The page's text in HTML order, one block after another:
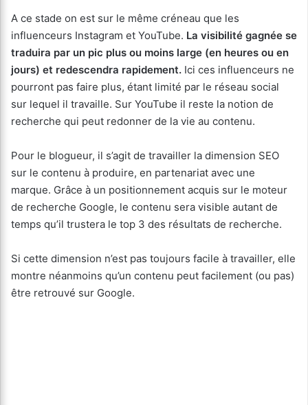
A ce stade on est sur le même créneau que les
influenceurs Instagram et YouTube. La visibilité gagnée se
traduira par un pic plus ou moins large (en heures ou en
jours) et redescendra rapidement. Ici ces influenceurs ne
pourront pas faire plus, étant limité par le réseau social
sur lequel il travaille. Sur YouTube il reste la notion de
recherche qui peut redonner de la vie au contenu.
Pour le blogueur, il s’agit de travailler la dimension SEO
sur le contenu à produire, en partenariat avec une
marque. Grâce à un positionnement acquis sur le moteur
de recherche Google, le contenu sera visible autant de
temps qu’il trustera le top 3 des résultats de recherche.
Si cette dimension n’est pas toujours facile à travailler, elle
montre néanmoins qu’un contenu peut facilement (ou pas)
être retrouvé sur Google.